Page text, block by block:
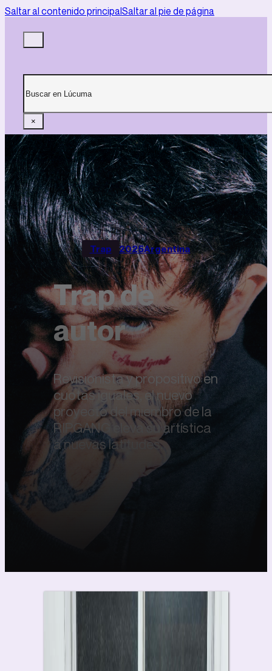
Saltar al contenido principalSaltar al pie de página
×
Trap 2025Argentina
Trap de
autor
Revisionista y propositivo en
cuotas iguales, el nuevo
proyecto del miembro de la
RIPGANG eleva su artística
a nuevas latitudes.